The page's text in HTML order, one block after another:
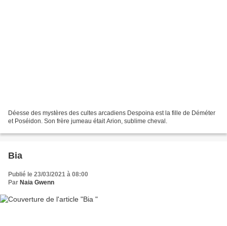
Déesse des mystères des cultes arcadiens Despoina est la fille de Déméter
et Poséidon. Son frère jumeau était Arion, sublime cheval.
Bia
Publié le 23/03/2021 à 08:00
Par Naia Gwenn